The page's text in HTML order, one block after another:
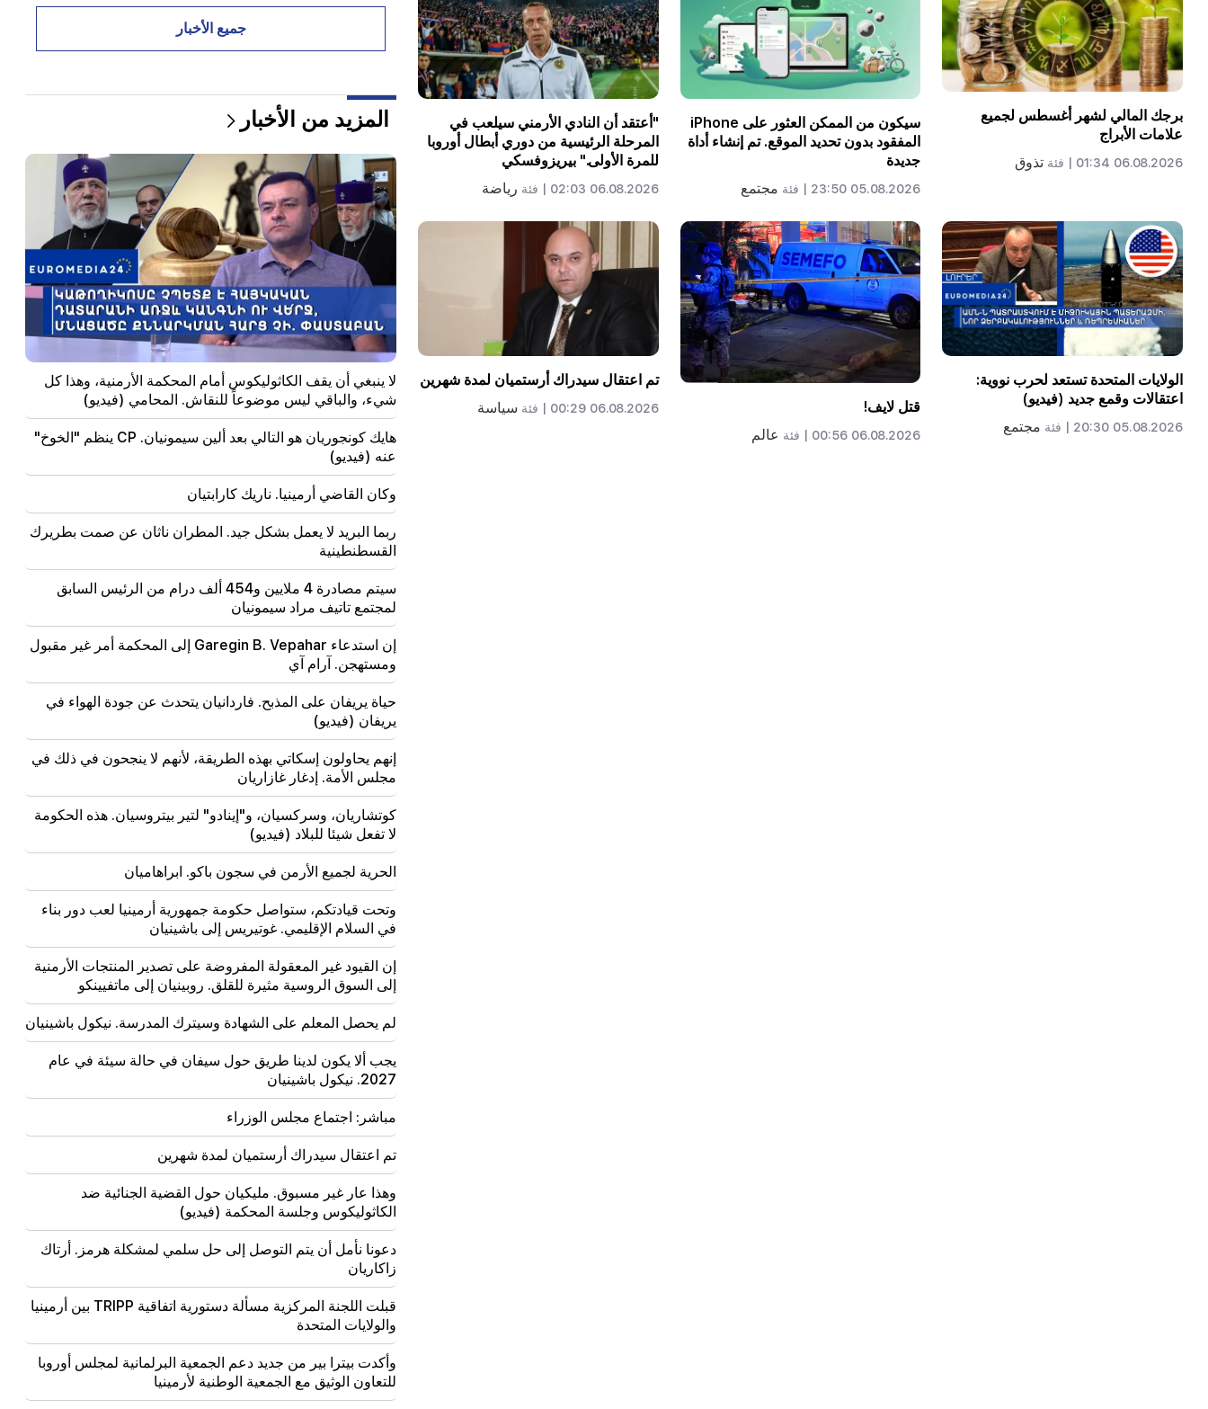
برجك المالي لشهر أغسطس لجميع
علامات الأبراج
06.08.2026 01:34 | فئة تذوق
سيكون من الممكن العثور على iPhone
المفقود بدون تحديد الموقع. تم إنشاء أداة
جديدة
05.08.2026 23:50 | فئة مجتمع
"أعتقد أن النادي الأرمني سيلعب في
المرحلة الرئيسية من دوري أبطال أوروبا
للمرة الأولى." بيريزوفسكي
06.08.2026 02:03 | فئة رياضة
الولايات المتحدة تستعد لحرب نووية:
اعتقالات وقمع جديد (فيديو)
05.08.2026 20:30 | فئة مجتمع
قتل لايف!
06.08.2026 00:56 | فئة عالم
تم اعتقال سيدراك أرستميان لمدة شهرين
06.08.2026 00:29 | فئة سياسة
10:02
ترك غوستافو بيترو منصب رئيس كولومبيا
09:55
"النشر". كم من المال تتقاضاه الوزيرات وأزواجهن؟
09:38
بدأ باشينيان عملية مطاردة للمتعاطفين مع تساروكيان.
"النشر"
09:13
أغفان فاردانيان معزول عن الفصيل. "الناس"
09:05
"النشر". وحذروا بشدة من إخبار أي شخص بمبلغ المكافأة،
وهددوا بالإفراج عنهم
08:59
"النشر". وتم تحويل 5 ملايين درام لحساب النواب المغادرين
00:23
6 سنوات أخرى وإلى الأبد في فينيسيوس "الحقيقي".
00:09
شخص معرضون للخطر
23:19
وصل زيلينسكي إلى صربيا للمرة الأولى. ومن المتوقع إجراء
مفاوضات مهمة مع فوتشيتش
22:30
لا ينبغي أن يقف الكاثوليكوس أمام المحكمة الأرمنية، وهذا
كل شيء، والباقي ليس موضوعاً للنقاش. المحامي (فيديو)
21:42
أصبحت التفاصيل حول ضحايا إطلاق النار في المدرسة
التايلاندية معروفة
21:30
أين ذهب النوع الأرمني المتطلب؟ كارين نالتشاجيان تتحدث
عن تكوين النفس الأرمنية الوجه الوطني (فيديو)
21:25
مضيق هرمز قد يفقد أهميته الاستراتيجية
20:30
هايك كونجوريان هو التالي بعد ألين سيمونيان. CP ينظم
"الخوخ" عنه (فيديو)
جميع الأخبار
المزيد من الأخبار
لا ينبغي أن يقف الكاثوليكوس أمام المحكمة الأرمنية، وهذا كل
شيء، والباقي ليس موضوعاً للنقاش. المحامي (فيديو)
هايك كونجوريان هو التالي بعد ألين سيمونيان. CP ينظم "الخوخ"
عنه (فيديو)
وكان القاضي أرمينيا. ناريك كارابتيان
ربما البريد لا يعمل بشكل جيد. المطران ناثان عن صمت بطريرك
القسطنطينية
سيتم مصادرة 4 ملايين و454 ألف درام من الرئيس السابق
لمجتمع تاتيف مراد سيمونيان
إن استدعاء Garegin B. Vepahar إلى المحكمة أمر غير مقبول
ومستهجن. آرام آي
حياة يريفان على المذبح. فاردانيان يتحدث عن جودة الهواء في
يريفان (فيديو)
إنهم يحاولون إسكاتي بهذه الطريقة، لأنهم لا ينجحون في ذلك في
مجلس الأمة. إدغار غازاريان
كوتشاريان، وسركسيان، و"إينادو" لتير بيتروسيان. هذه الحكومة
لا تفعل شيئا للبلاد (فيديو)
الحرية لجميع الأرمن في سجون باكو. ابراهاميان
وتحت قيادتكم، ستواصل حكومة جمهورية أرمينيا لعب دور بناء
في السلام الإقليمي. غوتيريس إلى باشينيان
إن القيود غير المعقولة المفروضة على تصدير المنتجات الأرمنية
إلى السوق الروسية مثيرة للقلق. روبينيان إلى ماتفيينكو
لم يحصل المعلم على الشهادة وسيترك المدرسة. نيكول باشينيان
يجب ألا يكون لدينا طريق حول سيفان في حالة سيئة في عام
2027. نيكول باشينيان
مباشر: اجتماع مجلس الوزراء
تم اعتقال سيدراك أرستميان لمدة شهرين
وهذا عار غير مسبوق. مليكيان حول القضية الجنائية ضد
الكاثوليكوس وجلسة المحكمة (فيديو)
دعونا نأمل أن يتم التوصل إلى حل سلمي لمشكلة هرمز. أرتاك
زاكاريان
قبلت اللجنة المركزية مسألة دستورية اتفاقية TRIPP بين أرمينيا
والولايات المتحدة
وأكدت بيترا بير من جديد دعم الجمعية البرلمانية لمجلس أوروبا
للتعاون الوثيق مع الجمعية الوطنية لأرمينيا